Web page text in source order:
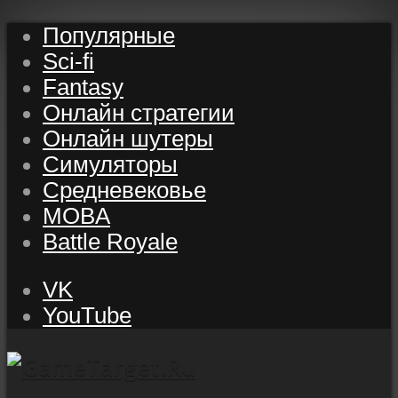
Популярные
Sci-fi
Fantasy
Онлайн стратегии
Онлайн шутеры
Симуляторы
Средневековье
MOBA
Battle Royale
VK
YouTube